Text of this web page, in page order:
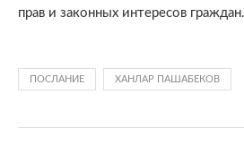
прав и законных интересов граждан.
ПОСЛАНИЕ ХАНЛАР ПАШАБЕКОВ